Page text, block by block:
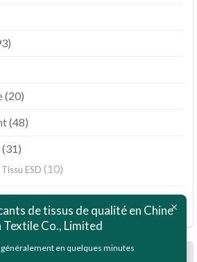
(20)
(48)
(31)
ESD (10)
de tissus de qualité en Chine
Textile Co., Limited
généralement en quelques minutes